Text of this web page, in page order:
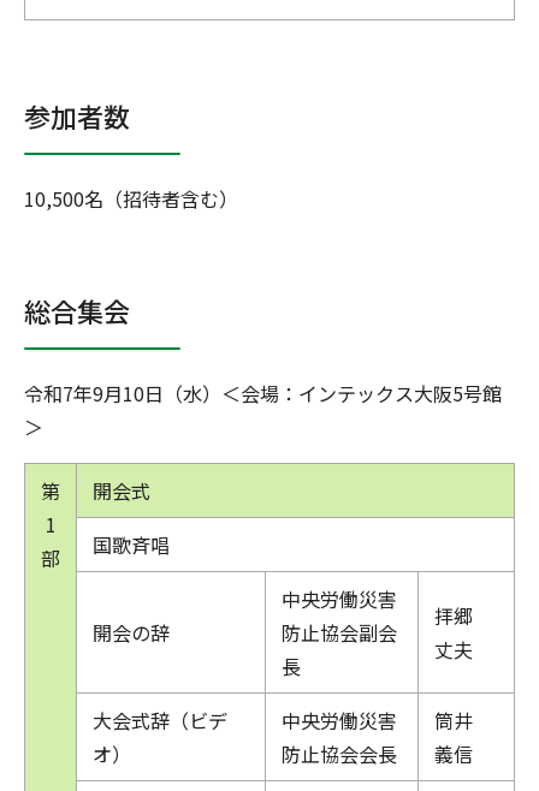
参加者数
10,500名（招待者含む）
総合集会
令和7年9月10日（水）＜会場：インテックス大阪5号館
＞
第
1
部
開会式
国歌斉唱
開会の辞
中央労働災害
防止協会副会
長
拝郷
丈夫
大会式辞（ビデ
オ）
中央労働災害
防止協会会長
筒井
義信